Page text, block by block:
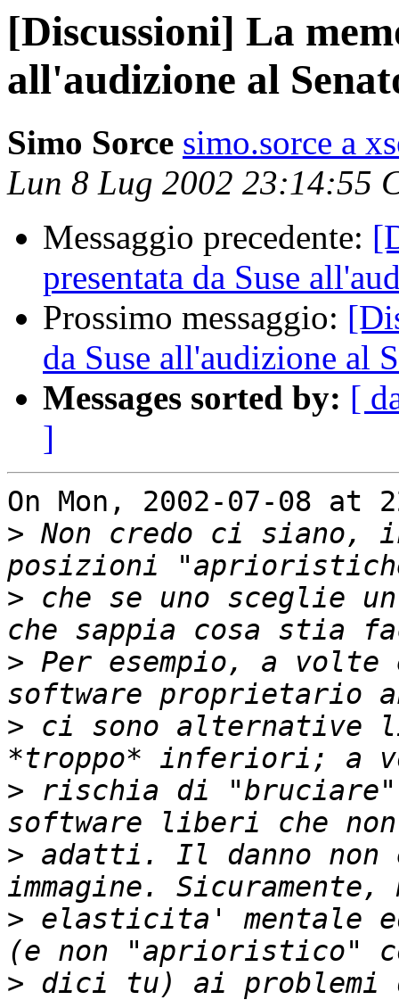
[Discussioni] La
all'audizione al
Simo Sorce simo.sorce a
Lun 8 Lug 2002 23:14:55
Messaggio precedente:
presentata da Suse
Prossimo messaggio:
da Suse all'audizione al
Messages sorted by: [
]
On Mon, 2002-07-08 at
> Non credo ci siano,
> che se uno sceglie
> Per esempio, a
> ci sono alternative
> rischia di
> adatti. Il danno non
> elasticita' mentale
> dici tu) ai